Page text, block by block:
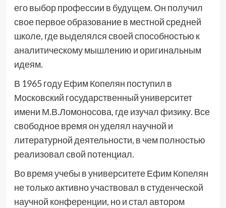
его выбор профессии в будущем. Он получил
свое первое образование в местной средней
школе, где выделялся своей способностью к
аналитическому мышлению и оригинальным
идеям.
В 1965 году Ефим Копелян поступил в
Московский государственный университет
имени М.В.Ломоносова, где изучал физику. Все
свободное время он уделял научной и
литературной деятельности, в чем полностью
реализовал свой потенциал.
Во время учебы в университете Ефим Копелян
не только активно участвовал в студенческой
научной конференции, но и стал автором